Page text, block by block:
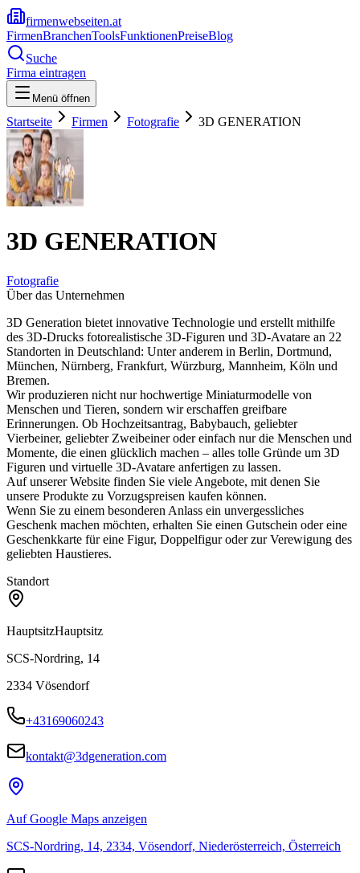
firmenwebseiten.at
FirmenBranchenToolsFunktionenPreiseBlog
Suche
Firma eintragen
Menü öffnen
Startseite Firmen Fotografie 3D GENERATION
3D GENERATION
Fotografie
Über das Unternehmen
3D Generation bietet innovative Technologie und erstellt mithilfe
des 3D-Drucks fotorealistische 3D-Figuren und 3D-Avatare an 22
Standorten in Deutschland: Unter anderem in Berlin, Dortmund,
München, Nürnberg, Frankfurt, Würzburg, Mannheim, Köln und
Bremen.
Wir produzieren nicht nur hochwertige Miniaturmodelle von
Menschen und Tieren, sondern wir erschaffen greifbare
Erinnerungen. Ob Hochzeitsantrag, Babybauch, geliebter
Vierbeiner, geliebter Zweibeiner oder einfach nur die Menschen und
Momente, die einen glücklich machen – alles tolle Gründe um 3D
Figuren und virtuelle 3D-Avatare anfertigen zu lassen.
Auf unserer Website finden Sie viele Angebote, mit denen Sie
unsere Produkte zu Vorzugspreisen kaufen können.
Wenn Sie zu einem besonderen Anlass ein unvergessliches
Geschenk machen möchten, erhalten Sie einen Gutschein oder eine
Geschenkkarte für eine Figur, Doppelfigur oder zur Verewigung des
geliebten Haustieres.
Standort
HauptsitzHauptsitz
SCS-Nordring, 14
2334 Vösendorf
+43169060243
kontakt@3dgeneration.com
Auf Google Maps anzeigen
SCS-Nordring, 14, 2334, Vösendorf, Niederösterreich, Österreich